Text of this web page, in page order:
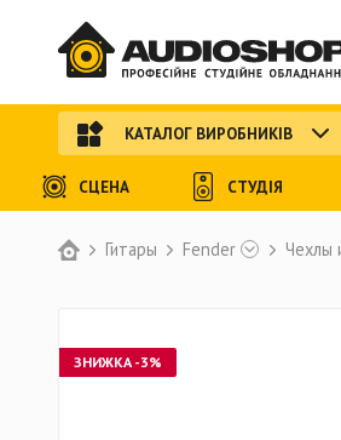
Гитары Fender Чехлы
ЗНИЖКА -3%
КАТАЛОГ ВИРОБНИКІВ
СЦЕНА СТУДІЯ